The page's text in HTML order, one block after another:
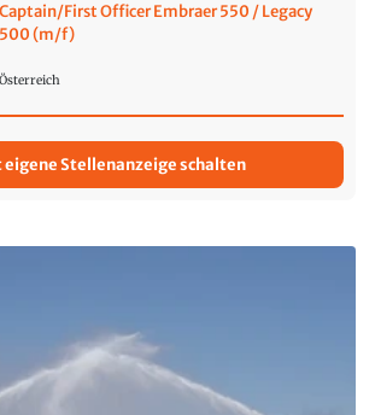
Captain/First Officer Embraer 550 / Legacy
500 (m/f)
Österreich
eigene Stellenanzeige schalten